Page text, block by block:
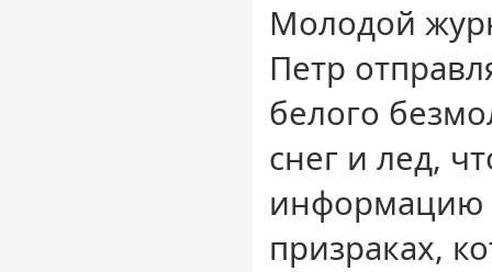
Молодой
Петр
белого
снег и лед,
информацию
призраках,